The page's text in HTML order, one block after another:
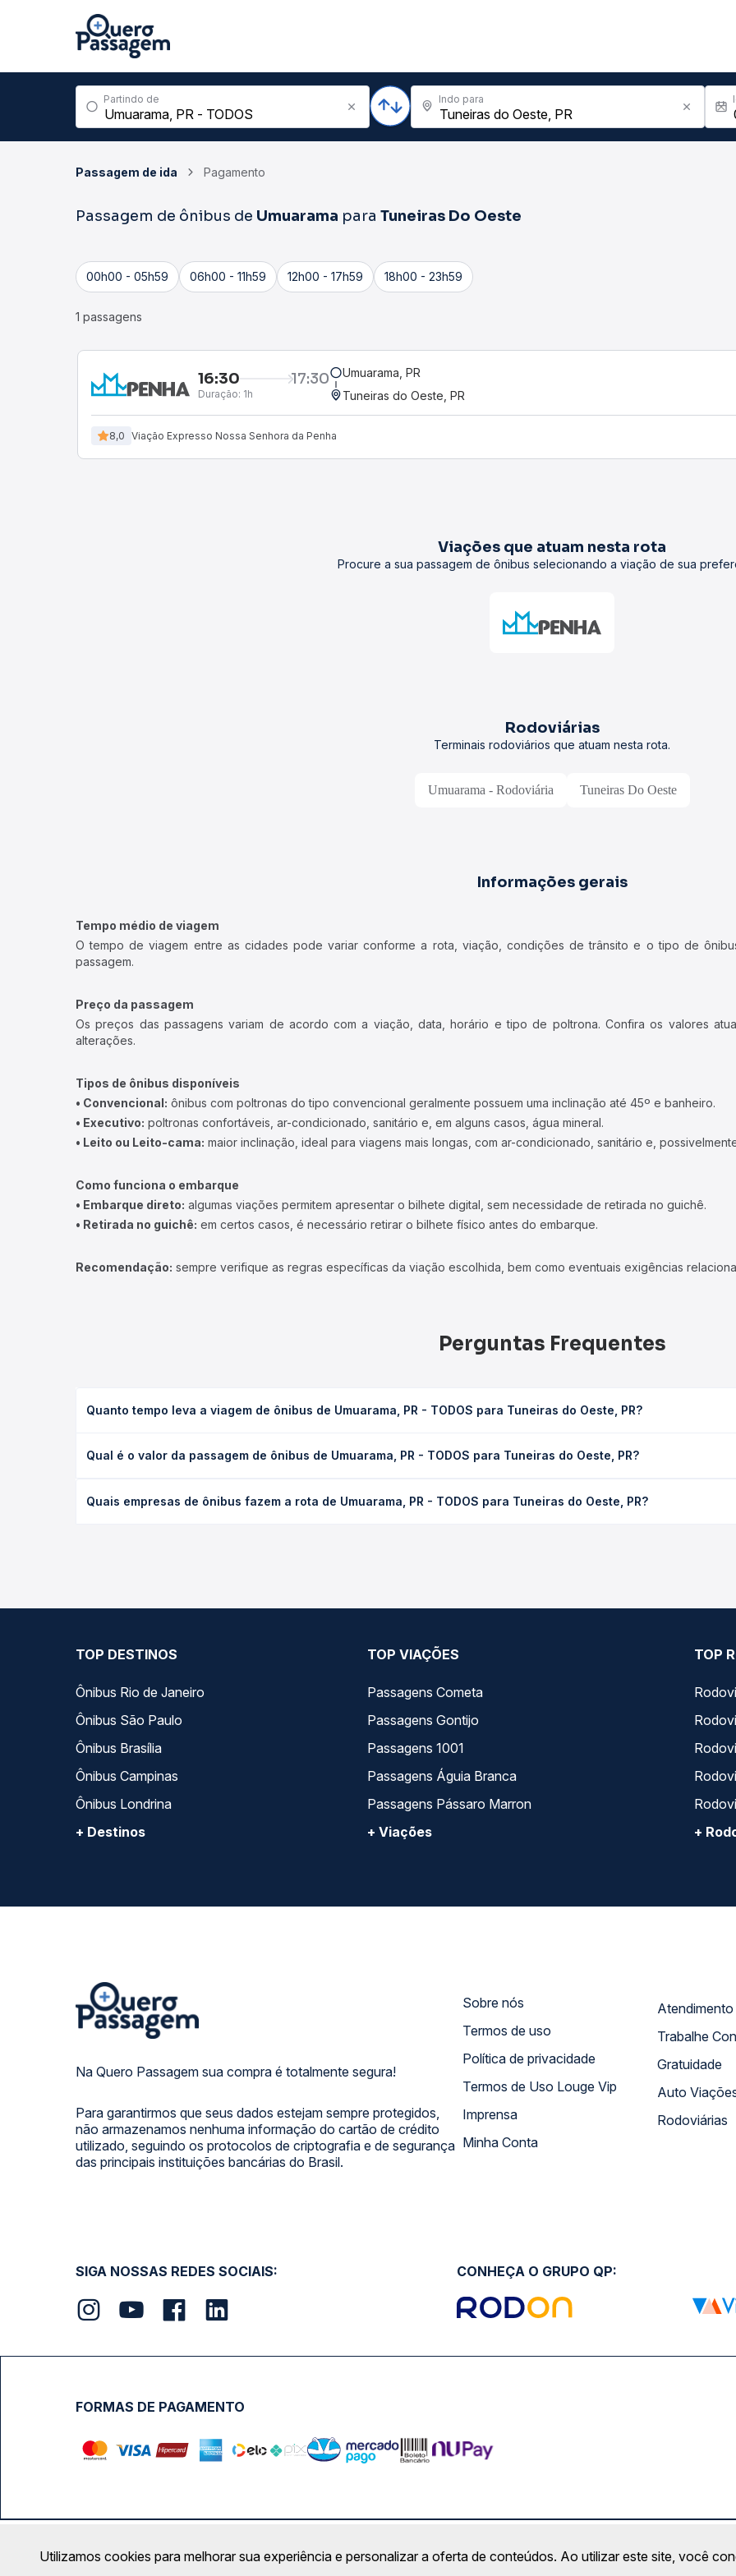
Partindo de Indo para
Passagem de ida Pagamento
Passagem de ônibus de Umuarama para Tuneiras Do Oeste
00h00 - 05h59 06h00 - 11h59 12h00 - 17h59 18h00 - 23h59
1 passagens
16:30 17:30
Duração: 1h
Umuarama, PR
Tuneiras do Oeste, PR
8,0 Viação Expresso Nossa Senhora da Penha
Viações que atuam nesta rota
Procure a sua passagem de ônibus selecionando a viação de sua
Rodoviárias
Terminais rodoviários que atuam nesta rota.
Umuarama - Rodoviária Tuneiras Do Oeste
Informações gerais
Tempo médio de viagem
O tempo de viagem entre as cidades pode variar conforme a rota, viação, condições de trânsito e o tipo de
passagem.
Preço da passagem
Os preços das passagens variam de acordo com a viação, data, horário e tipo de poltrona. Confira os valores
alterações.
Tipos de ônibus disponíveis
• Convencional: ônibus com poltronas do tipo convencional geralmente possuem uma inclinação até 45º e banheiro.
• Executivo: poltronas confortáveis, ar-condicionado, sanitário e, em alguns casos, água mineral.
• Leito ou Leito-cama: maior inclinação, ideal para viagens mais longas, com ar-condicionado, sanitário e,
Como funciona o embarque
• Embarque direto: algumas viações permitem apresentar o bilhete digital, sem necessidade de retirada no guichê.
• Retirada no guichê: em certos casos, é necessário retirar o bilhete físico antes do embarque.
Recomendação: sempre verifique as regras específicas da viação escolhida, bem como eventuais exigências
Perguntas Frequentes
Quanto tempo leva a viagem de ônibus de Umuarama, PR - TODOS para Tuneiras do Oeste, PR?
executivo ou leito) e as condições de tráfego. Na Quero Passagem você consulta os horários disponíveis e vê a
Qual é o valor da passagem de ônibus de Umuarama, PR - TODOS para Tuneiras do Oeste, PR?
de poltrona e a antecedência da compra. Na Quero Passagem você compara os preços de todas as viações em
Quais empresas de ônibus fazem a rota de Umuarama, PR - TODOS para Tuneiras do Oeste, PR?
TOP DESTINOS
Ônibus Rio de Janeiro
Ônibus São Paulo
Ônibus Brasília
Ônibus Campinas
Ônibus Londrina
+ Destinos
TOP VIAÇÕES
Passagens Cometa
Passagens Gontijo
Passagens 1001
Passagens Águia Branca
Passagens Pássaro Marron
+ Viações
TOP
+
Na Quero Passagem sua compra é totalmente segura!
Para garantirmos que seus dados estejam sempre protegidos,
não armazenamos nenhuma informação do cartão de crédito
utilizado, seguindo os protocolos de criptografia e de segurança
das principais instituições bancárias do Brasil.
Sobre nós
Termos de uso
Política de privacidade
Termos de Uso Louge Vip
Imprensa
Minha Conta
Trabalhe
Gratuidade
Auto
Rodoviárias
SIGA NOSSAS REDES SOCIAIS: CONHEÇA O GRUPO QP:
FORMAS DE PAGAMENTO
Calçada das Margaridas, 163 - Sala 02 - Condomínio Centro Comercial Alphaville, Barueri - SP | CEP: 06453-038 |
Utilizamos cookies para melhorar sua experiência e personalizar a oferta de conteúdos. Ao utilizar este site, você